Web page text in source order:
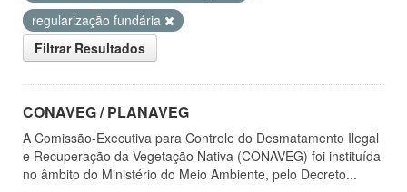
regularização fundária
Filtrar Resultados
CONAVEG / PLANAVEG
A Comissão-Executiva para Controle do Desmatamento Ilegal
e Recuperação da Vegetação Nativa (CONAVEG) foi instituída
no âmbito do Ministério do Meio Ambiente, pelo Decreto...